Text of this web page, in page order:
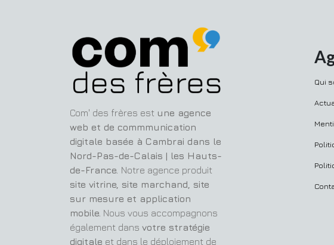
Com' des frères est une agence
web et de commmunication
digitale basée à Cambrai dans le
Nord-Pas-de-Calais | les Hauts-
de-France. Notre agence produit
site vitrine, site marchand, site
sur mesure et application
mobile. Nous vous accompagnons
également dans votre stratégie
digitale et dans le déploiement de
Qui